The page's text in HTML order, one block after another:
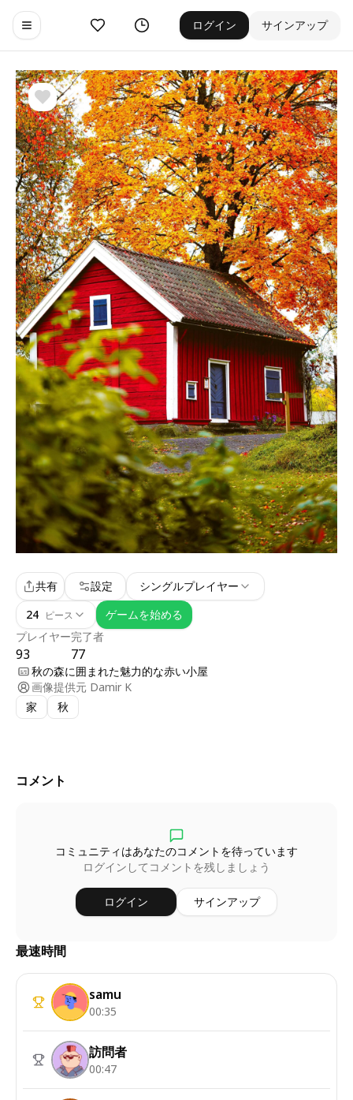
Toggle navigation menu
お気に入りゲーム履歴 ログイン サインアップ
プレイヤー
93
完了者
77
共有 設定
シングルプレイヤー
24 ピース ゲームを始める
秋の森に囲まれた魅力的な赤い小屋
画像提供元 Damir K
家
秋
コメント
コミュニティはあなたのコメントを待っています
ログインしてコメントを残しましょう
ログイン サインアップ
最速時間
samu
00:35
訪問者
00:47